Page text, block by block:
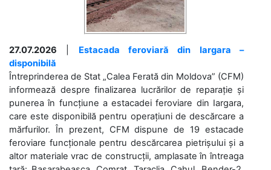
27.07.2026
Estacada feroviară din Iargara –
disponibilă
Întreprinderea de Stat „Calea Ferată din Moldova” (CFM)
informează despre finalizarea lucrărilor de reparație și
punerea în funcțiune a estacadei feroviare din Iargara,
care este disponibilă pentru operațiuni de descărcare a
mărfurilor. În prezent, CFM dispune de 19 estacade
feroviare funcționale pentru descărcarea pietrișului și a
altor materiale vrac de construcții, amplasate în întreaga